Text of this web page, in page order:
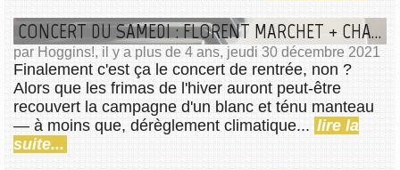
CONCERT DU SAMEDI : FLORENT MARCHET + CHARLOTTE COULEAU
par Hoggins!, il y a plus de 4 ans, jeudi 30 décembre 2021
Finalement c'est ça le concert de rentrée, non ?
Alors que les frimas de l'hiver auront peut-être
recouvert la campagne d'un blanc et ténu manteau
— à moins que, dérèglement climatique... lire la
suite...